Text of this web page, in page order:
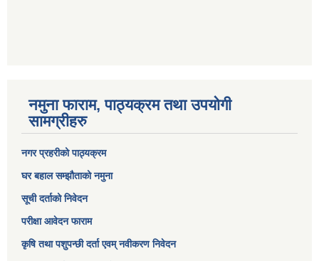
नमुना फाराम, पाठ्यक्रम तथा उपयोगी
सामग्रीहरु
नगर प्रहरीको पाठ्यक्रम
घर बहाल सम्झौताको नमुना
सूची दर्ताको निवेदन
परीक्षा आवेदन फाराम
कृषि तथा पशुपन्छी दर्ता एवम् नवीकरण निवेदन